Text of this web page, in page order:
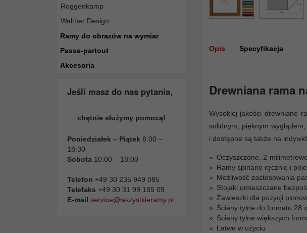
Roggenkamp
Walther Design
Ramy do obrazów na wymiar
Passe-partout
Akcesoria
Jeśli masz do nas pytania,
chętnie służymy pomocą!
Poniedziałek – Piątek 8:00 –
18:30
Sobota 10:00 – 18:00
Telefon +49 30 235 949 085
Telefaks +49 30 31 99 185 09
E-mail service@wszystkieramy.pl
Opis Specyfikacja
Drewniana rama
Wysokiej jakości drewniane
solidnym, pięknym
i dostępne są także na
Oczyszczone, 2-
Ramy spinane ręcznie i
Możliwość zastosowania
Stojaki umieszczane
Zawieszki dla pozycji
Ściany tylne do formatu 28
Ściany tylne większych
Łatwe w użyciu